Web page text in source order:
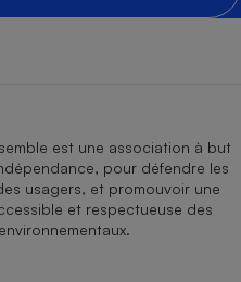
est une association à but
pour défendre les
usagers, et promouvoir une
et respectueuse des